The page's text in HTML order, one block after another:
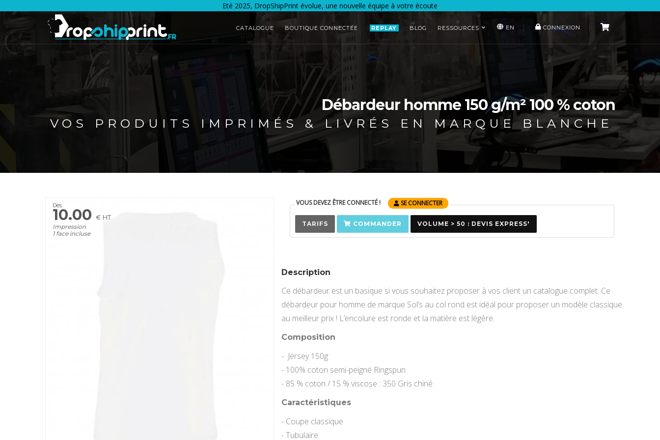
Eté 2025, DropShipPrint évolue, une nouvelle équipe à votre écoute
CATALOGUE BOUTIQUE CONNECTÉE REPLAY BLOG RESSOURCES EN CONNEXION
Débardeur homme 150 g/m² 100 % coton
VOS PRODUITS IMPRIMÉS & LIVRÉS EN MARQUE BLANCHE
Dès
10.00 € HT
Impression
1 face incluse
VOUS DEVEZ ÊTRE CONNECTÉ ! SE CONNECTER
TARIFS COMMANDER VOLUME > 50 : DEVIS EXPRESS'
Description
Ce débardeur est un basique si vous souhaitez proposer à vos client un catalogue complet. Ce
débardeur pour homme de marque Sol’s au col rond est idéal pour proposer un modèle classique
au meilleur prix ! L’encolure est ronde et la matière est légère.
Composition
- Jersey 150g
- 100% coton semi-peigné Ringspun
- 85 % coton / 15 % viscose : 350 Gris chiné
Caractéristiques
- Coupe classique
- Tubulaire